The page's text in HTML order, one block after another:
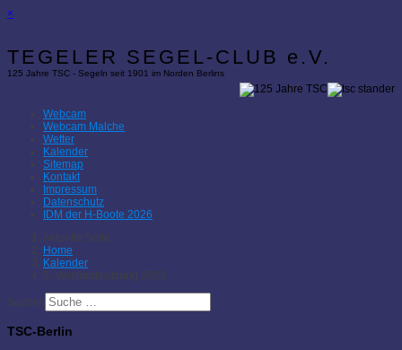
×
TEGELER SEGEL-CLUB e.V.
125 Jahre TSC - Segeln seit 1901 im Norden Berlins
Webcam
Webcam Malche
Wetter
Kalender
Sitemap
Kontakt
Impressum
Datenschutz
IDM der H-Boote 2026
Aktuelle Seite:
Home
Kalender
5. Vorstandssitzung 2023
Suchen
TSC-Berlin